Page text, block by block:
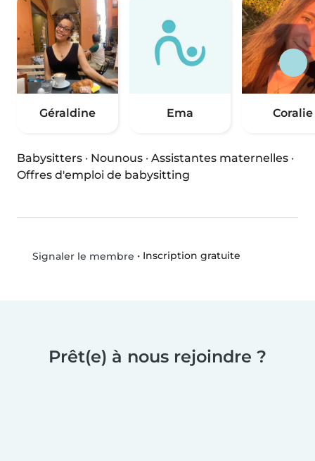
Géraldine Ema Coralie
Babysitters · Nounous · Assistantes maternelles ·
Offres d'emploi de babysitting
Signaler le membre • Inscription gratuite
Prêt(e) à nous rejoindre ?